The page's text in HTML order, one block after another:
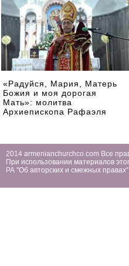
«Радуйся, Мария, Матерь
Божия и моя дорогая
Мать»: молитва
Архиепископа Рафаэля
2014 armenianchurchco.com Все
При использовании материалов
РА ''Об авторских и смежных